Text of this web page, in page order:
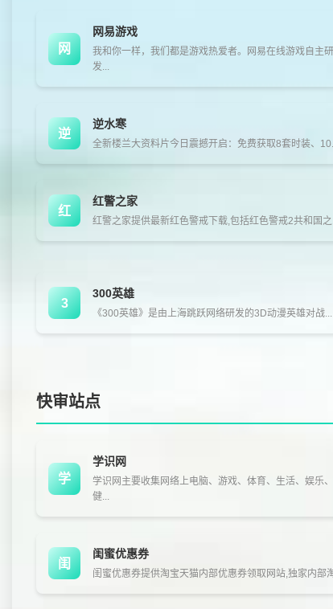
网
网易游戏
我和你一样，我们都是游戏热爱者。网易在线游戏自主研
发...
逆
逆水寒
全新楼兰大资料片今日震撼开启：免费获取8套时装、
红
红警之家
红警之家提供最新红色警戒下载,包括红色警戒2共和国
3
300英雄
《300英雄》是由上海跳跃网络研发的3D动漫英雄对战...
快审站点
学
学识网
学识网主要收集网络上电脑、游戏、体育、生活、娱乐、
健...
闺
闺蜜优惠券
闺蜜优惠券提供淘宝天猫内部优惠券领取网站,独家内部